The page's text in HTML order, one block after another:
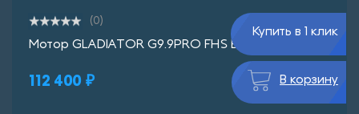
(0)
Мотор GLADIATOR G9.9PRO FHS BLACKLINE
112 400 ₽
Купить в 1 клик
В корзину